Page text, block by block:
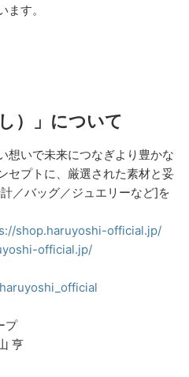
す。
）」について
想いで未来につなぎより豊かな
セプトに、厳選された素材と妥
／バッグ／ジュエリーなど]を
shop.haruyoshi-official.jp/
official.jp/
プ
亨